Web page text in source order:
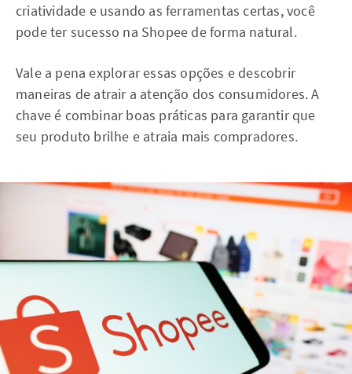
criatividade e usando as ferramentas certas, você
pode ter sucesso na Shopee de forma natural.
Vale a pena explorar essas opções e descobrir
maneiras de atrair a atenção dos consumidores. A
chave é combinar boas práticas para garantir que
seu produto brilhe e atraia mais compradores.